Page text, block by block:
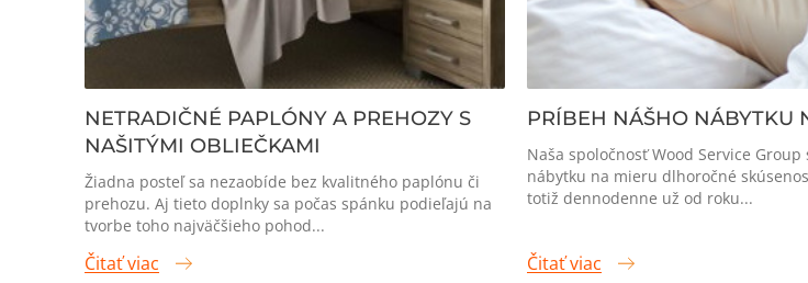
NETRADIČNÉ PAPLÓNY A PREHOZY S
NAŠITÝMI OBLIEČKAMI
Žiadna posteľ sa nezaobíde bez kvalitného paplónu či
prehozu. Aj tieto doplnky sa počas spánku podieľajú na
tvorbe toho najväčšieho pohod...
Čitať viac
PRÍBEH NÁŠHO NÁBYTKU
Naša spoločnosť Wood Service
nábytku na mieru dlhoročné
totiž dennodenne už od roku...
Čitať viac